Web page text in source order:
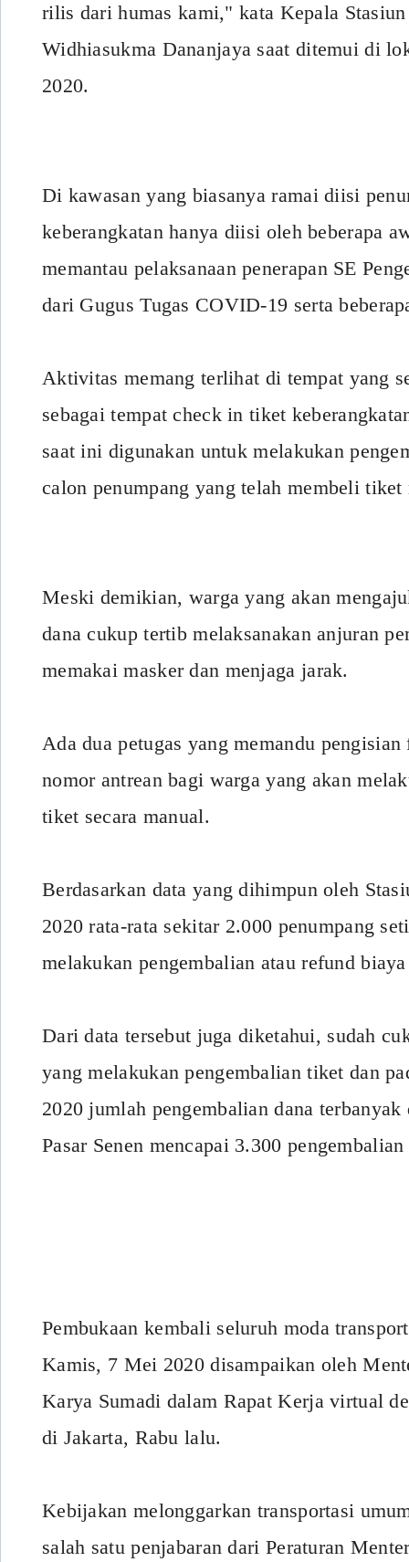
rilis dari humas kami," kata Kepala Stasiun
Widhiasukma Dananjaya saat ditemui di
2020.
Di kawasan yang biasanya ramai diisi
keberangkatan hanya diisi oleh beberapa
memantau pelaksanaan penerapan SE
dari Gugus Tugas COVID-19 serta
Aktivitas memang terlihat di tempat yang
sebagai tempat check in tiket
saat ini digunakan untuk melakukan
calon penumpang yang telah membeli
Meski demikian, warga yang akan
dana cukup tertib melaksanakan anjuran
memakai masker dan menjaga jarak.
Ada dua petugas yang memandu
nomor antrean bagi warga yang akan
tiket secara manual.
Berdasarkan data yang dihimpun oleh
2020 rata-rata sekitar 2.000 penumpang
melakukan pengembalian atau refund
Dari data tersebut juga diketahui, sudah
yang melakukan pengembalian tiket dan
2020 jumlah pengembalian dana
Pasar Senen mencapai 3.300
Pembukaan kembali seluruh moda
Kamis, 7 Mei 2020 disampaikan oleh
Karya Sumadi dalam Rapat Kerja virtual
di Jakarta, Rabu lalu.
Kebijakan melonggarkan transportasi
salah satu penjabaran dari Peraturan